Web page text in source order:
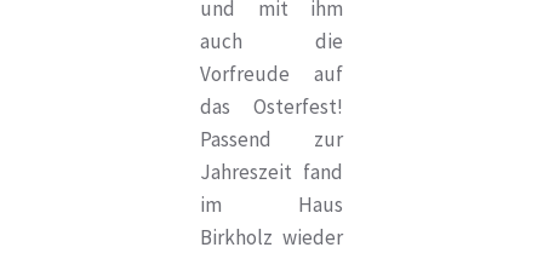
und mit ihm
auch die
Vorfreude auf
das Osterfest!
Passend zur
Jahreszeit fand
im Haus
Birkholz wieder